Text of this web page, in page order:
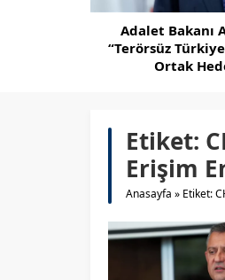
Adalet Bakanı
“Terörsüz
Ortak
Etiket:
Erişim
Anasayfa » Etiket: